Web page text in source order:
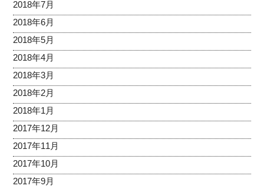
2018年7月
2018年6月
2018年5月
2018年4月
2018年3月
2018年2月
2018年1月
2017年12月
2017年11月
2017年10月
2017年9月